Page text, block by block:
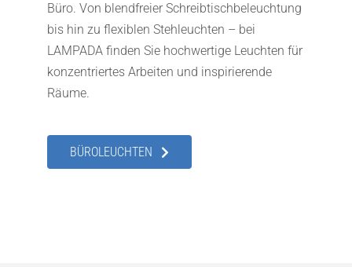
Büro. Von blendfreier Schreibtischbeleuchtung
bis hin zu flexiblen Stehleuchten – bei
LAMPADA finden Sie hochwertige Leuchten für
konzentriertes Arbeiten und inspirierende
Räume.
BÜROLEUCHTEN